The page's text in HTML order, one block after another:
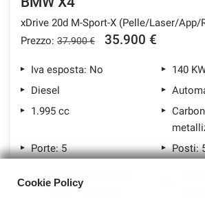
xDrive 20d M-Sport-X (Pelle/Laser/App/
Prezzo: 37.900 € 35.900 €
Iva esposta: No
140
Diesel
1.995 cc
Porte: 5
Posti:
Immatricolazione
usato - 06/2020
Cookie Policy